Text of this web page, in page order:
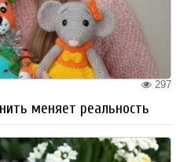
297
меняет реальность